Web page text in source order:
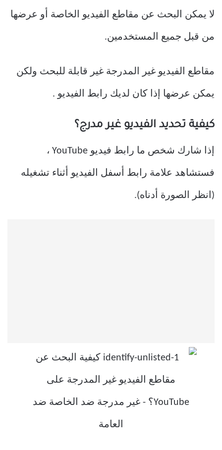
لا يمكن البحث عن مقاطع الفيديو الخاصة أو عرضها
من قبل جميع المستخدمين.
مقاطع الفيديو غير المدرجة غير قابلة للبحث ولكن
يمكن عرضها إذا كان لديك رابط الفيديو .
كيفية تحديد الفيديو غير مدرج؟
إذا شارك شخص ما رابط فيديو YouTube ،
فستشاهد علامة رابط أسفل الفيديو أثناء تشغيله
(انظر الصورة أدناه).